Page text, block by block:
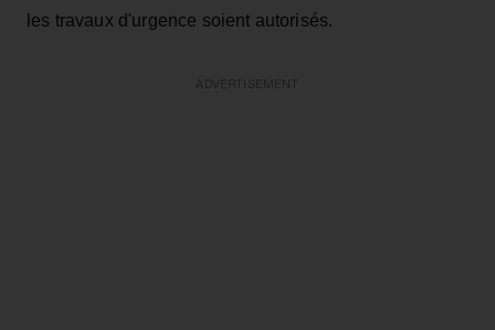
les travaux d'urgence soient autorisés.